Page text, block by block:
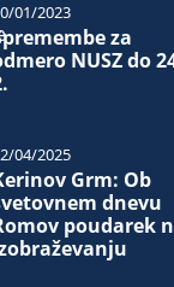
za
NUSZ do
01/2023
Grm: Ob
dnevu
poudarek
04/2025